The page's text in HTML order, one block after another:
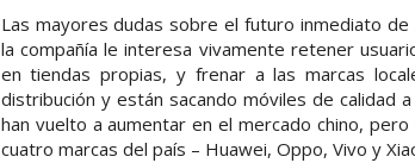
Las mayores dudas sobre el futuro inmediato
la compañía le interesa vivamente retener
en tiendas propias, y frenar a las marcas
distribución y están sacando móviles de calidad
han vuelto a aumentar en el mercado chino,
cuatro marcas del país – Huawei, Oppo, Vivo y